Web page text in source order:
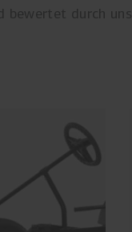
bewertet durch